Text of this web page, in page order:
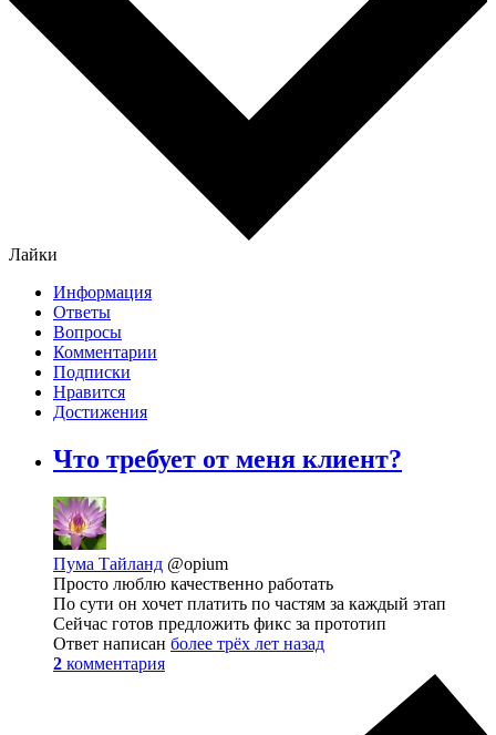
Лайки
Информация
Ответы
Вопросы
Комментарии
Подписки
Нравится
Достижения
Что требует от меня клиент?
Пума Тайланд @opium
Просто люблю качественно работать
По сути он хочет платить по частям за каждый этап
Сейчас готов предложить фикс за прототип
Ответ написан более трёх лет назад
2 комментария